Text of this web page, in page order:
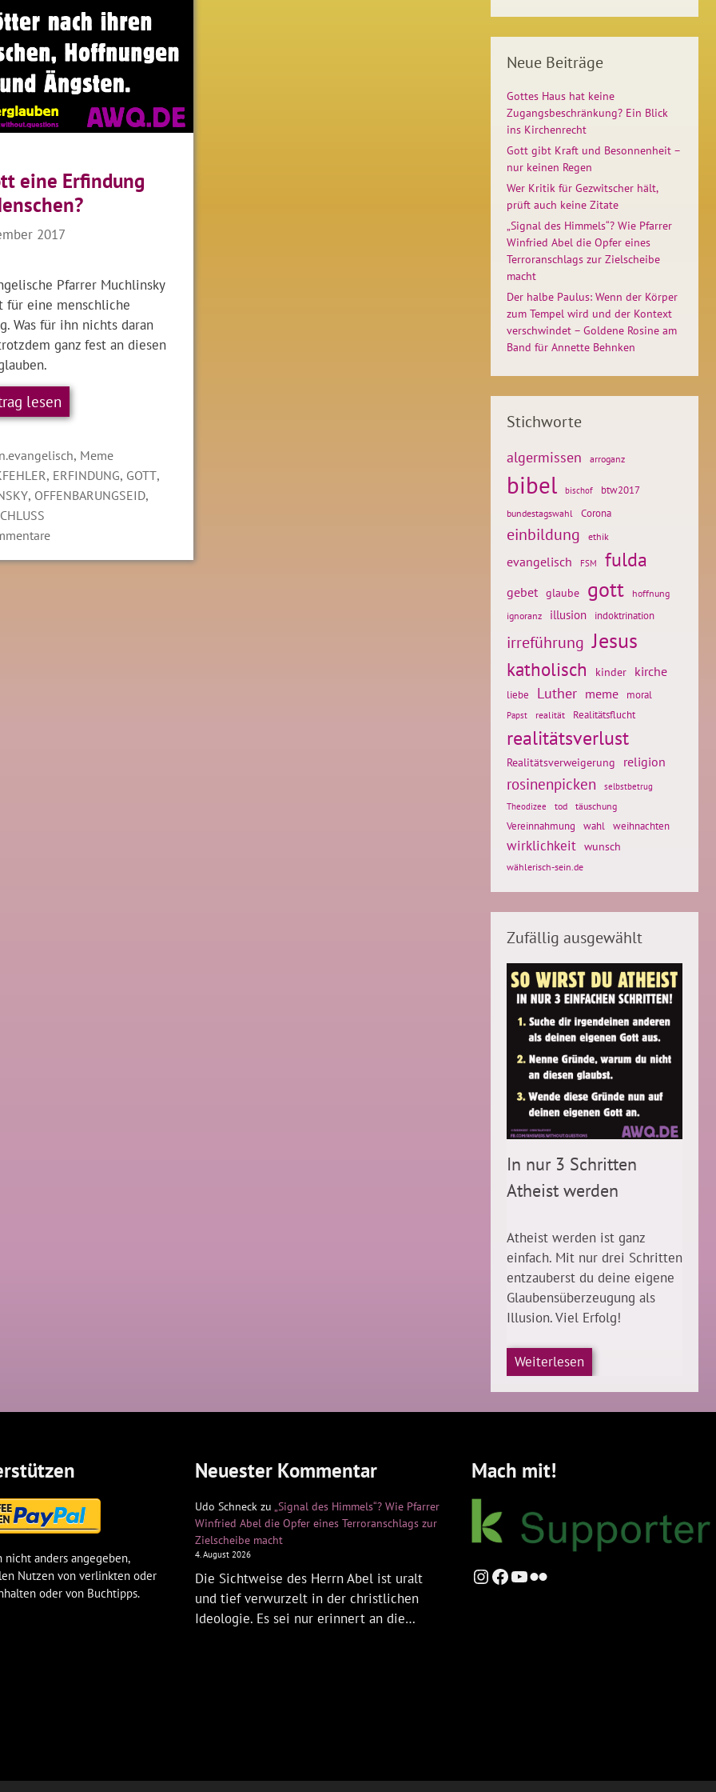
eine Erfindung
2017
Pfarrer Muchlinsky
für eine menschliche
Was für ihn nichts daran
ganz fest an diesen
lesen
, Meme
, ERFINDUNG, GOTT,
, OFFENBARUNGSEID,
Neue Beiträge
Gottes Haus hat keine
Zugangsbeschränkung? Ein Blick
ins Kirchenrecht
Gott gibt Kraft und Besonnenheit –
nur keinen Regen
Wer Kritik für Gezwitscher hält,
prüft auch keine Zitate
„Signal des Himmels“? Wie Pfarrer
Winfried Abel die Opfer eines
Terroranschlags zur Zielscheibe
macht
Der halbe Paulus: Wenn der Körper
zum Tempel wird und der Kontext
verschwindet – Goldene Rosine am
Band für Annette Behnken
Stichworte
algermissen arroganz
bibel bischof btw2017
bundestagswahl Corona
einbildung ethik
evangelisch FSM fulda
gebet glaube gott
hoffnung
ignoranz
illusion indoktrination
irreführung Jesus
katholisch kinder kirche
liebe Luther meme moral
Papst realität Realitätsflucht
realitätsverlust
Realitätsverweigerung religion
rosinenpicken
selbstbetrug
Theodizee
tod täuschung
Vereinnahmung wahl weihnachten
wirklichkeit wunsch
wählerisch-sein.de
Zufällig ausgewählt
In nur 3 Schritten
Atheist werden
Atheist werden ist ganz
einfach. Mit nur drei Schritten
entzauberst du deine eigene
Glaubensüberzeugung als
Illusion. Viel Erfolg!
Weiterlesen
nicht anders angegeben,
Nutzen von verlinkten oder
oder von Buchtipps.
Neuester Kommentar
Udo Schneck zu „Signal des Himmels“? Wie Pfarrer
Winfried Abel die Opfer eines Terroranschlags zur
Zielscheibe macht
4. August 2026
Die Sichtweise des Herrn Abel ist uralt
und tief verwurzelt in der christlichen
Ideologie. Es sei nur erinnert an die…
Mach mit!
Instagram
Facebook
YouTube
Flickr